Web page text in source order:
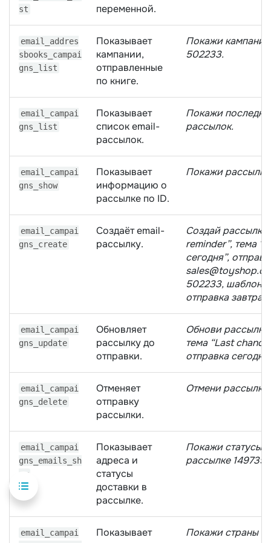
st
переменной.
email_addres
sbooks_campai
gns_list
Показывает
кампании,
отправленные
по книге.
Покажи кампании
502233.
email_campai
gns_list
Показывает
список email-
рассылок.
Покажи
рассылок.
email_campai
gns_show
Показывает
информацию о
рассылке по ID.
Покажи рассылку
email_campai
gns_create
Создаёт email-
рассылку.
Создай рассылку
reminder”, тема
сегодня”,
502233, шаблон
отправка завтра
email_campai
gns_update
Обновляет
рассылку до
отправки.
Обнови рассылку
тема “Last chance
отправка
email_campai
gns_delete
Отменяет
отправку
рассылки.
Отмени рассылку
email_campai
gns_emails_sh
ow
Показывает
адреса и
статусы
доставки в
рассылке.
Покажи статусы
рассылке
email_campai
Показывает
Покажи страны в